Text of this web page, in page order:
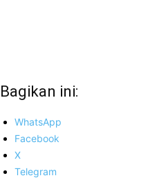
Bagikan ini:
WhatsApp
Facebook
X
Telegram